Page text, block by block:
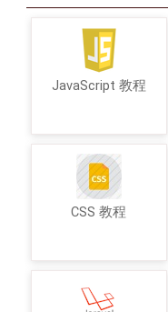
JavaScript 教程
CSS 教程